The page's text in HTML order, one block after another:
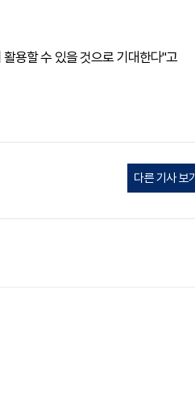
용할 수 있을 것으로 기대한다"고
다른 기사 보기